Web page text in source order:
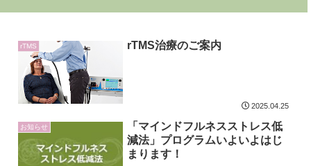
rTMS rTMS治療のご案内
2025.04.25
お知らせ
「マインドフルネスストレス低
減法」プログラムいよいよはじ
まります！